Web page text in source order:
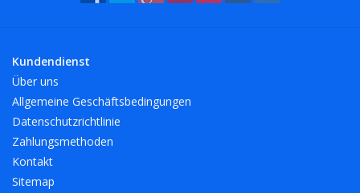
Kundendienst
Über uns
Allgemeine Geschäftsbedingungen
Datenschutzrichtlinie
Zahlungsmethoden
Kontakt
Sitemap